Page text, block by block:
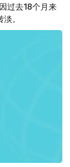
过去18个月来
。